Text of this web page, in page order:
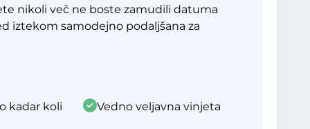
nikoli več ne boste zamudili datuma
iztekom samodejno podaljšana za
kadar koli Vedno veljavna vinjeta